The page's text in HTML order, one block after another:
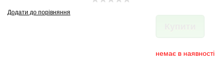
Додати до порівняння
немає в наявності